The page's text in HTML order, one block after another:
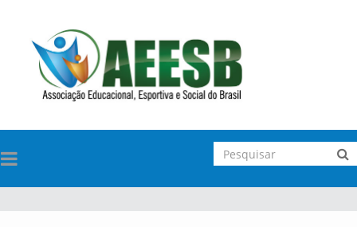
TOGGLE
NAVIGATION